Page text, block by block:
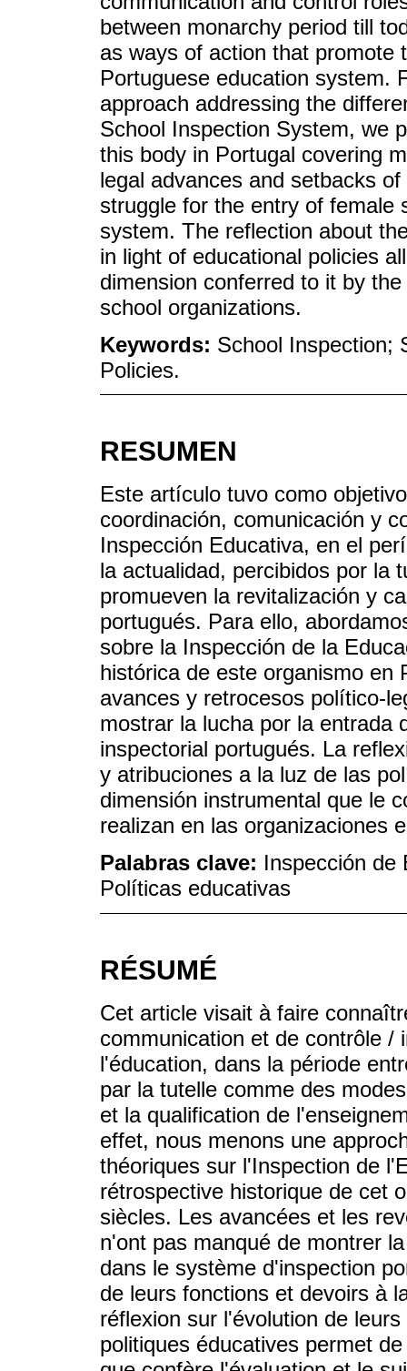
between monarchy period till
as ways of action that promote
Portuguese education system.
approach addressing the
School Inspection System, we
this body in Portugal covering
legal advances and setbacks
struggle for the entry of female
system. The reflection about
in light of educational policies
dimension conferred to it by
school organizations.
Keywords: School Inspection;
Policies.
RESUMEN
Este artículo tuvo como
coordinación, comunicación y
Inspección Educativa, en el
la actualidad, percibidos por la
promueven la revitalización y
portugués. Para ello,
sobre la Inspección de la
histórica de este organismo en
avances y retrocesos político-
mostrar la lucha por la entrada
inspectorial portugués. La
y atribuciones a la luz de las
dimensión instrumental que le
realizan en las organizaciones
Palabras clave: Inspección de
Políticas educativas
RÉSUMÉ
Cet article visait à faire
communication et de contrôle /
l'éducation, dans la période
par la tutelle comme des
et la qualification de
effet, nous menons une
théoriques sur l'Inspection de
rétrospective historique de cet
siècles. Les avancées et les
n'ont pas manqué de montrer
dans le système d'inspection
de leurs fonctions et devoirs à
réflexion sur l'évolution de
politiques éducatives permet